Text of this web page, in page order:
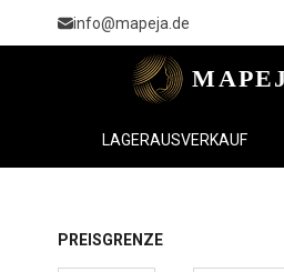
info@mapeja.de
LAGERAUSVERKAUF
PREISGRENZE